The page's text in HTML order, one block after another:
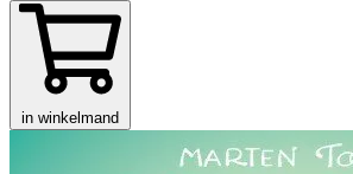
in winkelmand